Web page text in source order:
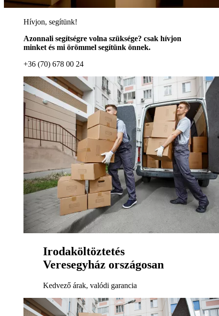
Hívjon, segítünk!
Azonnali segítségre volna szüksége? csak hívjon
minket és mi örömmel segítünk önnek.
+36 (70) 678 00 24
Irodaköltöztetés
Veresegyház országosan
Kedvező árak, valódi garancia